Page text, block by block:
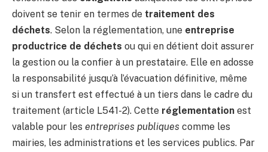
doivent se tenir en termes de traitement des
déchets. Selon la réglementation, une entreprise
productrice de déchets ou qui en détient doit assurer
la gestion ou la confier à un prestataire. Elle en adosse
la responsabilité jusqu’à l’évacuation définitive, même
si un transfert est effectué à un tiers dans le cadre du
traitement (article L541-2). Cette réglementation est
valable pour les entreprises publiques comme les
mairies, les administrations et les services publics. Par